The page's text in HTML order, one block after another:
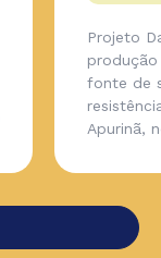
Projeto
fonte de
Apurinã,